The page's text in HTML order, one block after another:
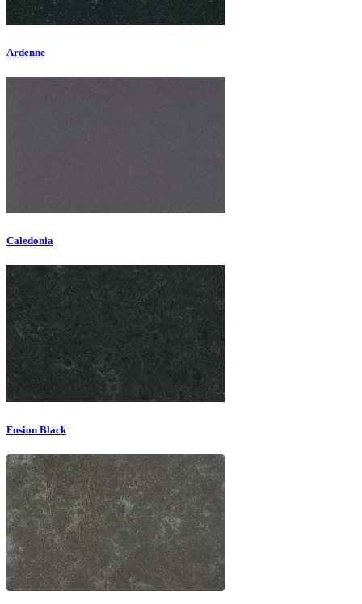
Ardenne
Caledonia
Fusion Black